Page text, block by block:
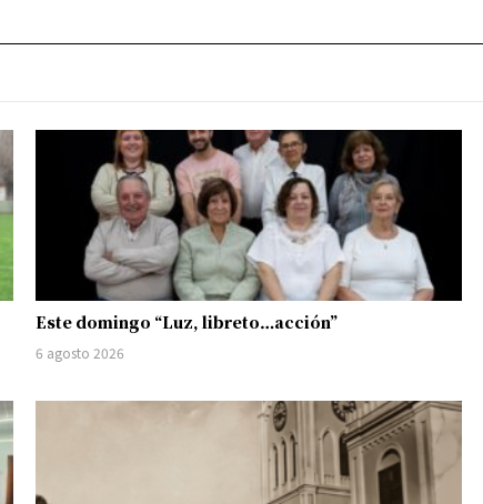
Este domingo “Luz, libreto…acción”
6 agosto 2026